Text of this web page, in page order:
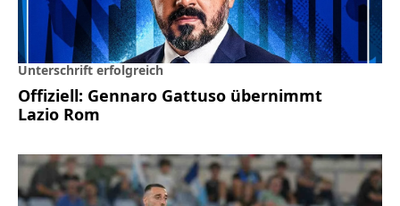
Unterschrift erfolgreich
Offiziell: Gennaro Gattuso übernimmt
Lazio Rom